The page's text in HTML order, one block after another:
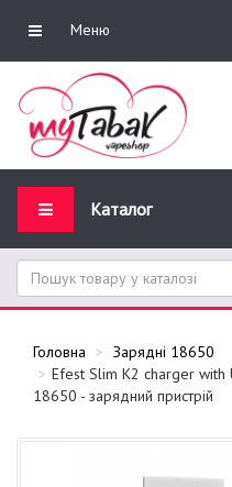
Меню
Каталог
Головна
Зарядні 18650
Efest Slim K2 charger with
18650 - зарядний пристрій